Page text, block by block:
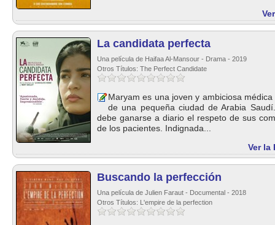
La candidata perfecta
Una película de Haifaa Al-Mansour - Drama - 2019
Otros Títulos: The Perfect Candidate
Maryam es una joven y ambiciosa
de una pequeña ciudad de Arabia
debe ganarse a diario el respeto de sus
de los pacientes. Indignada...
Ver la
Buscando la perfección
Una película de Julien Faraut - Documental - 2018
Otros Títulos: L'empire de la perfection